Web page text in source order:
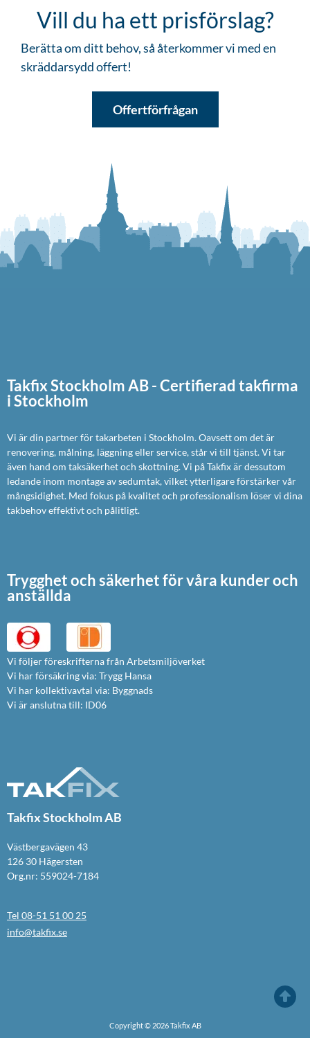
Vill du ha ett prisförslag?
Berätta om ditt behov, så återkommer vi med en
skräddarsydd offert!
Offertförfrågan
Takfix Stockholm AB - Certifierad takfirma
i Stockholm
Vi är din partner för takarbeten i Stockholm. Oavsett om det är
renovering, målning, läggning eller service, står vi till tjänst. Vi tar
även hand om taksäkerhet och skottning. Vi på Takfix är dessutom
ledande inom montage av sedumtak, vilket ytterligare förstärker vår
mångsidighet. Med fokus på kvalitet och professionalism löser vi dina
takbehov effektivt och pålitligt.
Trygghet och säkerhet för våra kunder och
anställda
Vi följer föreskrifterna från Arbetsmiljöverket
Vi har försäkring via: Trygg Hansa
Vi har kollektivavtal via: Byggnads
Vi är anslutna till: ID06
Takfix Stockholm AB
Västbergavägen 43
126 30 Hägersten
Org.nr: 559024-7184
Tel 08-51 51 00 25
info@takfix.se
Copyright © 2026 Takfix AB